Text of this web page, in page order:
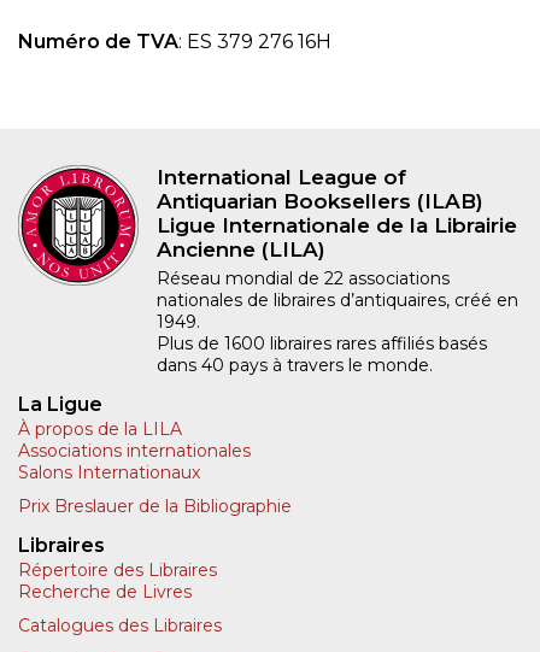
Numéro de TVA: ES 379 276 16H
International League of
Antiquarian Booksellers (ILAB)
Ligue Internationale de la Librairie
Ancienne (LILA)
Réseau mondial de 22 associations
nationales de libraires d’antiquaires, créé en
1949.
Plus de 1600 libraires rares affiliés basés
dans 40 pays à travers le monde.
La Ligue
À propos de la LILA
Associations internationales
Salons Internationaux
Prix Breslauer de la Bibliographie
Libraires
Répertoire des Libraires
Recherche de Livres
Catalogues des Libraires